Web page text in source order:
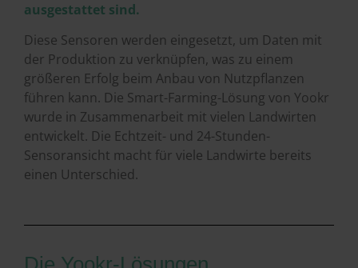
ausgestattet sind.
Diese Sensoren werden eingesetzt, um Daten mit
der Produktion zu verknüpfen, was zu einem
größeren Erfolg beim Anbau von Nutzpflanzen
führen kann. Die Smart-Farming-Lösung von Yookr
wurde in Zusammenarbeit mit vielen Landwirten
entwickelt. Die Echtzeit- und 24-Stunden-
Sensoransicht macht für viele Landwirte bereits
einen Unterschied.